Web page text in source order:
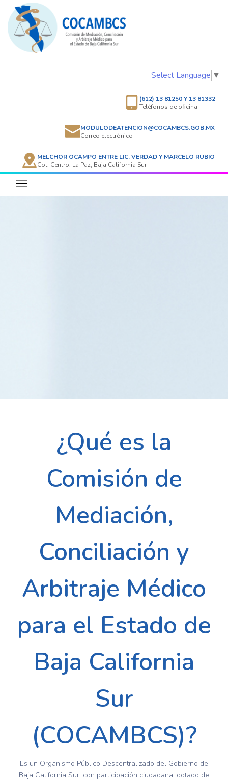
Select Language ▼
(612) 13 81250 Y 13 81332
Teléfonos de oficina
MODULODEATENCION@COCAMBCS.GOB.MX
Correo electrónico
MELCHOR OCAMPO ENTRE LIC. VERDAD Y MARCELO RUBIO
Col. Centro. La Paz, Baja California Sur
¿Qué es la
Comisión de
Mediación,
Conciliación y
Arbitraje Médico
para el Estado de
Baja California
Sur
(COCAMBCS)?
Es un Organismo Público Descentralizado del Gobierno de
Baja California Sur, con participación ciudadana, dotado de